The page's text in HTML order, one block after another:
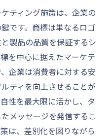
ティング施策は、企業の
です。商標は単なるロゴ
製品の品質を保証するシ
を中心に据えたマーケテ
企業は消費者に対する安
ティを向上させることが
性を最大限に活かし、タ
メッセージを発信するこ
は、差別化を図りながら